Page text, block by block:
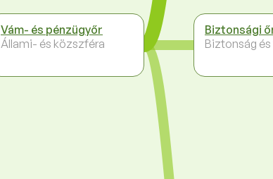
Vám- és pénzügyőr
Állami- és közszféra
Biztonsági
Biztonság